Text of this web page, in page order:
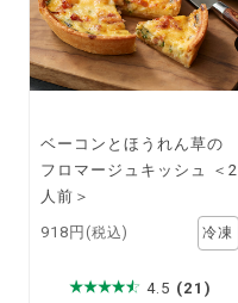
ベーコンとほうれん草の
フロマージュキッシュ ＜2
人前＞
918円 (税込)
4.5 (21)